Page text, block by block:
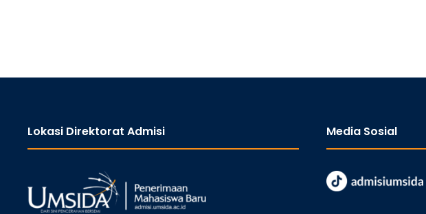
Lokasi Direktorat Admisi Media Sosial